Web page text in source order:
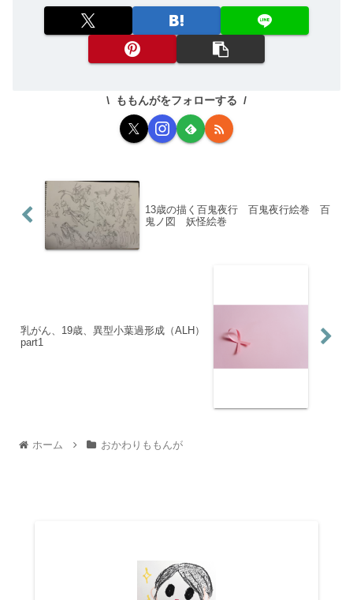
ももんがをフォローする
13歳の描く百鬼夜行 百鬼夜行絵巻 百
鬼ノ図 妖怪絵巻
乳がん、19歳、異型小葉過形成（ALH）
part1
ホーム おかわりももんが